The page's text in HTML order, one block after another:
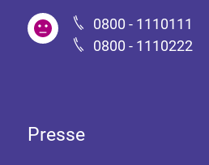
0800 - 1110111
0800 - 1110222
Presse